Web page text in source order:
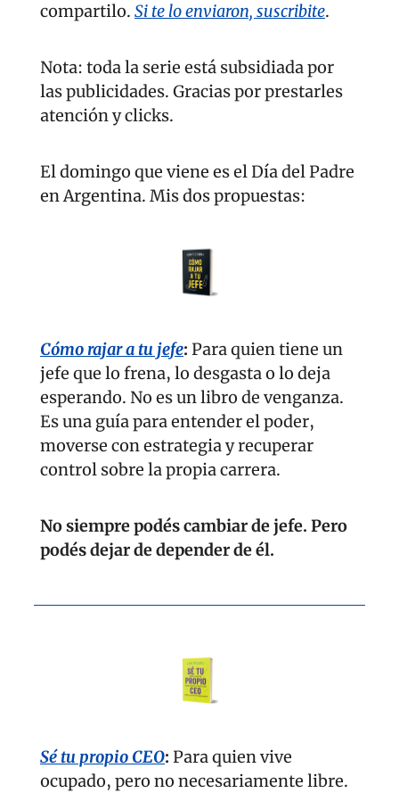
compartilo. Si te lo enviaron, suscribite.
Nota: toda la serie está subsidiada por
las publicidades. Gracias por prestarles
atención y clicks.
El domingo que viene es el Día del Padre
en Argentina. Mis dos propuestas:
Cómo rajar a tu jefe: Para quien tiene un
jefe que lo frena, lo desgasta o lo deja
esperando. No es un libro de venganza.
Es una guía para entender el poder,
moverse con estrategia y recuperar
control sobre la propia carrera.
No siempre podés cambiar de jefe. Pero
podés dejar de depender de él.
Sé tu propio CEO: Para quien vive
ocupado, pero no necesariamente libre.